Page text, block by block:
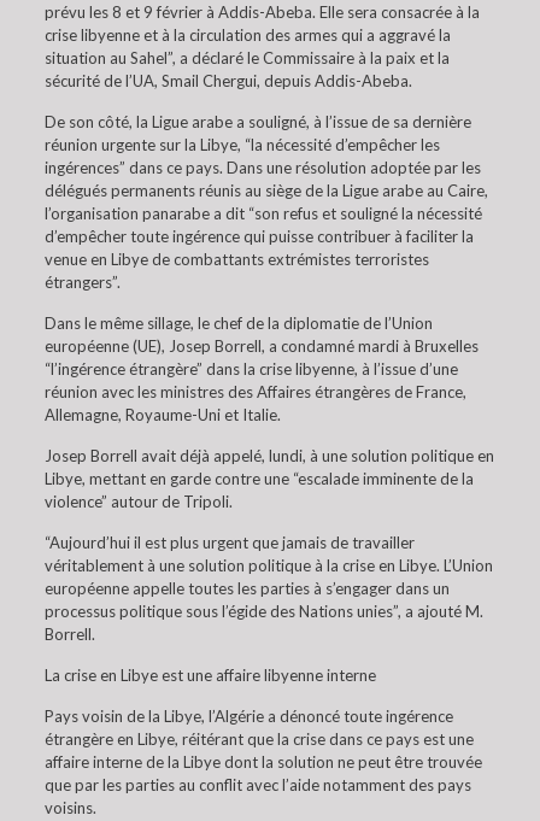
prévu les 8 et 9 février à Addis-Abeba. Elle sera consacrée à la
crise libyenne et à la circulation des armes qui a aggravé la
situation au Sahel”, a déclaré le Commissaire à la paix et la
sécurité de l’UA, Smail Chergui, depuis Addis-Abeba.
De son côté, la Ligue arabe a souligné, à l’issue de sa dernière
réunion urgente sur la Libye, “la nécessité d’empêcher les
ingérences” dans ce pays. Dans une résolution adoptée par les
délégués permanents réunis au siège de la Ligue arabe au Caire,
l’organisation panarabe a dit “son refus et souligné la nécessité
d’empêcher toute ingérence qui puisse contribuer à faciliter la
venue en Libye de combattants extrémistes terroristes
étrangers”.
Dans le même sillage, le chef de la diplomatie de l’Union
européenne (UE), Josep Borrell, a condamné mardi à Bruxelles
“l’ingérence étrangère” dans la crise libyenne, à l’issue d’une
réunion avec les ministres des Affaires étrangères de France,
Allemagne, Royaume-Uni et Italie.
Josep Borrell avait déjà appelé, lundi, à une solution politique en
Libye, mettant en garde contre une “escalade imminente de la
violence” autour de Tripoli.
“Aujourd’hui il est plus urgent que jamais de travailler
véritablement à une solution politique à la crise en Libye. L’Union
européenne appelle toutes les parties à s’engager dans un
processus politique sous l’égide des Nations unies”, a ajouté M.
Borrell.
La crise en Libye est une affaire libyenne interne
Pays voisin de la Libye, l’Algérie a dénoncé toute ingérence
étrangère en Libye, réitérant que la crise dans ce pays est une
affaire interne de la Libye dont la solution ne peut être trouvée
que par les parties au conflit avec l’aide notamment des pays
voisins.